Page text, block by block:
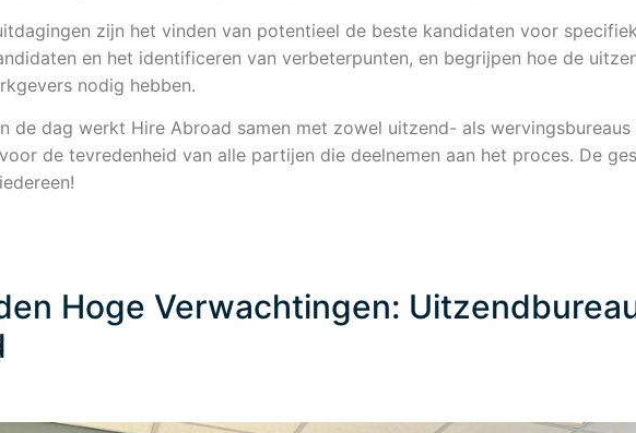
zijn het vinden van potentieel de beste kandidaten voor
en het identificeren van verbeterpunten, en begrijpen hoe de
nodig hebben.
de dag werkt Hire Abroad samen met zowel uitzend- als
de tevredenheid van alle partijen die deelnemen aan het proces. De
Hoge Verwachtingen: